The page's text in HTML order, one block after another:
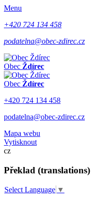
Menu
+420 724 134 458
podatelna@obec-zdirec.cz
Obec Ždírec
Obec Ždírec
+420 724 134 458
podatelna@obec-zdirec.cz
Mapa webu
Vytisknout
cz
Překlad (translations)
Select Language ▼